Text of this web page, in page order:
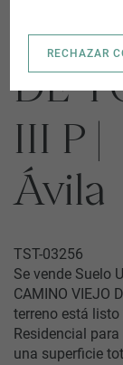
PP
DE
III P |
Ávila
TST-03256
Se vende Suelo
CAMINO VIEJO
terreno está
Residencial
una superficie
RECHAZAR